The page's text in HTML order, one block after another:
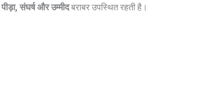
संघर्ष और उम्मीदबराबर उपस्थित रहती है।